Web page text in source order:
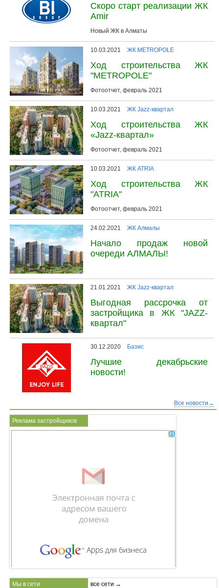
Скоро старт реализации ЖК
Amir
Новый ЖК в Алматы
10.03.2021 ЖК METROPOLE
Ход строительства ЖК
"METROPOLE"
Фотоотчет, февраль 2021
10.03.2021 ЖК Jazz-квартал
Ход строительства ЖК
«Jazz-квартал»
Фотоотчет, февраль 2021
10.03.2021 ЖК ATRIA
Ход строительства ЖК
"ATRIA"
Фотоотчет, февраль 2021
24.02.2021 ЖК Алмалы
Начало продаж новой
очереди АЛМАЛЫ!
21.01.2021 ЖК Jazz-квартал
Выгодная рассрочка от
застройщика в ЖК "JAZZ-
квартал"
30.12.2020 Базис
Лучшие декабрьские
новости!
Все новости→
Реклама застройщиков
Мы в сети все сети →